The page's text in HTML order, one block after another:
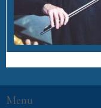
Menu